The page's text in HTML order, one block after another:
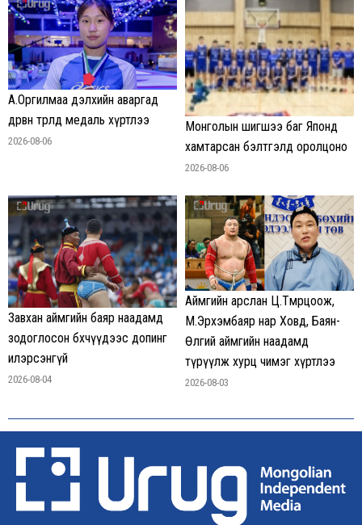
А.Оргилмаа дэлхийн аваргад
дөрвөн төрөлд медаль хүртлээ
2026-08-06
Монголын шигшээ баг Японд
хамтарсан бэлтгэлд оролцоно
2026-08-06
Завхан аймгийн баяр наадамд
зодоглосон бөхчүүдээс допинг
илэрсэнгүй
2026-08-04
Аймгийн арслан Ц.Төмөрцоож,
М.Эрхэмбаяр нар Ховд, Баян-
Өлгий аймгийн наадамд
түрүүлж хурц чимэг хүртлээ
2026-08-03